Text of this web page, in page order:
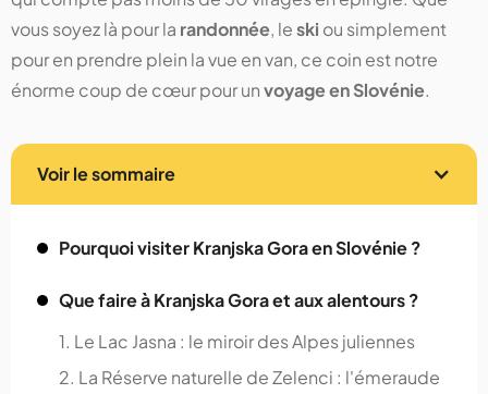
vous soyez là pour la randonnée, leski ou simplement
pour en prendre plein la vue en van, ce coin est notre
énorme coup de cœur pour unvoyage en Slovénie.
Voir le sommaire
Pourquoi visiter Kranjska Gora en Slovénie ?
Que faire à Kranjska Gora et aux alentours ?
1. Le Lac Jasna : le miroir des Alpes juliennes
2. La Réserve naturelle de Zelenci : l'émeraude